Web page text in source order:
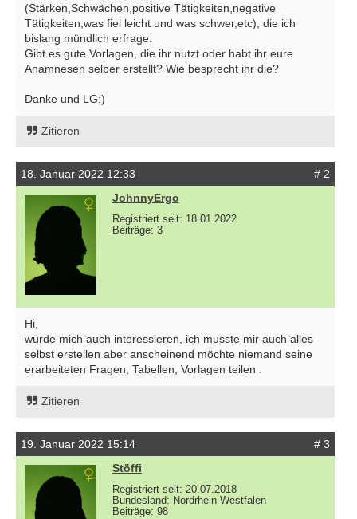
(Stärken,Schwächen,positive Tätigkeiten,negative
Tätigkeiten,was fiel leicht und was schwer,etc), die ich
bislang mündlich erfrage.
Gibt es gute Vorlagen, die ihr nutzt oder habt ihr eure
Anamnesen selber erstellt? Wie besprecht ihr die?
Danke und LG:)
Zitieren
18. Januar 2022 12:33
# 2
JohnnyErgo
Registriert seit: 18.01.2022
Beiträge: 3
Hi,
würde mich auch interessieren, ich musste mir auch alles
selbst erstellen aber anscheinend möchte niemand seine
erarbeiteten Fragen, Tabellen, Vorlagen teilen .
Zitieren
19. Januar 2022 15:14
# 3
Stöffi
Registriert seit: 20.07.2018
Bundesland: Nordrhein-Westfalen
Beiträge: 98